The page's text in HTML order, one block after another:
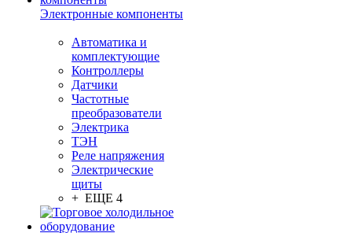
Электронные компоненты
Автоматика и
комплектующие
Контроллеры
Датчики
Частотные
преобразователи
Электрика
ТЭН
Реле напряжения
Электрические
щиты
+ ЕЩЕ 4